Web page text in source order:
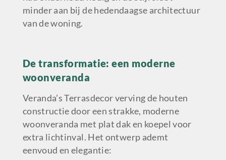
minder aan bij de hedendaagse architectuur
van de woning.
De transformatie: een moderne
woonveranda
Veranda’s Terrasdecor verving de houten
constructie door een strakke, moderne
woonveranda met plat dak en koepel voor
extra lichtinval. Het ontwerp ademt
eenvoud en elegantie: